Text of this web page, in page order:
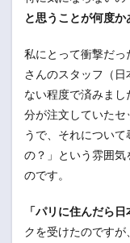
と思うことが何度か
私にとって衝撃だ
さんのスタッフ（
ない程度で済みま
分が注文していたセ
うで、それについ
の？」という雰囲
のです。
「パリに住んだら
クを受けたのです